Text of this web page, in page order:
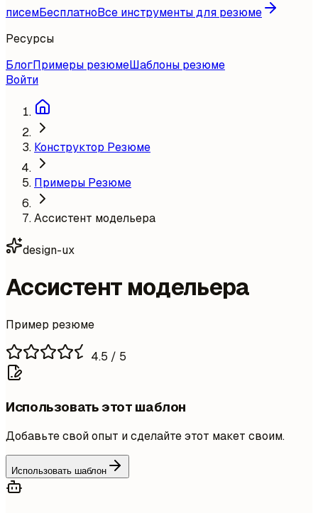
писемБесплатноВсе инструменты для резюме
Ресурсы
БлогПримеры резюмеШаблоны резюме
Войти
Конструктор Резюме
Примеры Резюме
Ассистент модельера
design-ux
Ассистент модельера
Пример резюме
4.5 / 5
Использовать этот шаблон
Добавьте свой опыт и сделайте этот макет своим.
Использовать шаблон